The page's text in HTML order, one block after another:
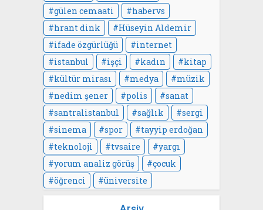
gülen cemaati
habervs
hrant dink
Hüseyin Aldemir
ifade özgürlüğü
internet
istanbul
işçi kadın
kitap
kültür mirası
medya
müzik
nedim şener
polis
sanat
santralistanbul
sağlık
sergi
sinema
spor
tayyip erdoğan
teknoloji
tvsaire
yargı
yorum analiz görüş
çocuk
öğrenci
üniversite